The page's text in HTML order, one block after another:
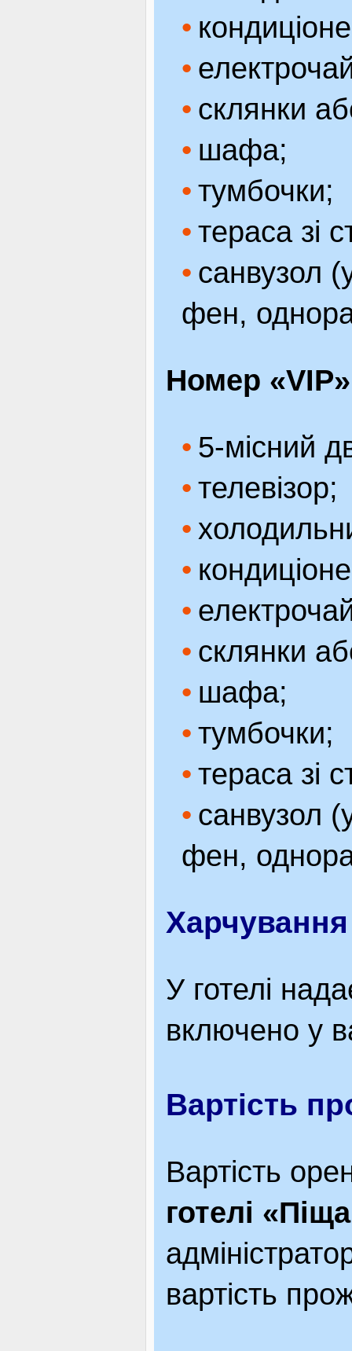
склянки
шафа;
тумбочки;
тераса зі
санвузол
фен,
Номер
5-місний
телевізор;
склянки
шафа;
тумбочки;
тераса зі
санвузол
фен,
Харчування
У готелі
включено у
Вартість
Вартість
готелі
вартість